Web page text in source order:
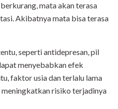
mata akan terasa
Akibatnya mata bisa terasa
seperti antidepresan, pil
menyebabkan efek
faktor usia dan terlalu lama
meningkatkan risiko terjadinya